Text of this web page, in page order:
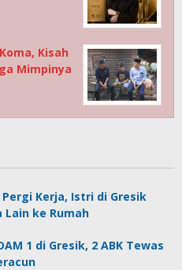
Kisah
Mimpinya
Kerja, Istri di Gresik
Lain ke Rumah
1 di Gresik, 2 ABK Tewas